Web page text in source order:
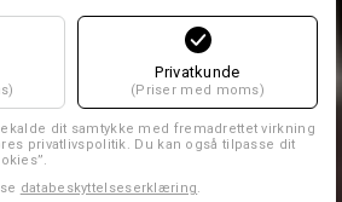
Privatkunde
(Priser med moms)
dit samtykke med fremadrettet virkning
privatlivspolitik. Du kan også tilpasse dit
databeskyttelseserklæring